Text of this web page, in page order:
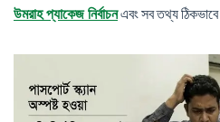
উমরাহ প্যাকেজ নির্বাচনএবং সব তথ্য